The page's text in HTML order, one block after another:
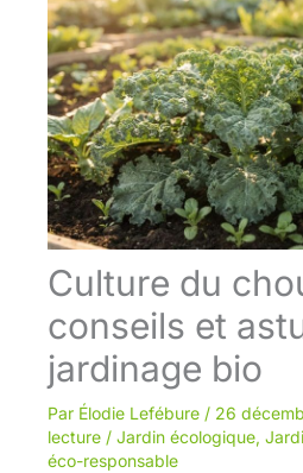
Culture du
conseils et
jardinage bio
Par Élodie Lefébure / 26
lecture / Jardin écologique,
éco-responsable